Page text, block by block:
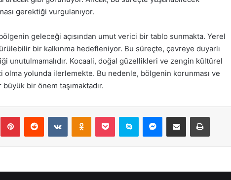
gerektiği vurgulanıyor.
geleceği açısından umut verici bir tablo sunmakta. Yerel
bir kalkınma hedefleniyor. Bu süreçte, çevreye duyarlı
unutulmamalıdır. Kocaali, doğal güzellikleri ve zengin kültürel
olma yolunda ilerlemekte. Bu nedenle, bölgenin korunması ve
bir önem taşımaktadır.
PinterestReddit VKontakteOdnoklassniki
Pocket Skype Messenger
E-Posta ile paylaş Yazdır